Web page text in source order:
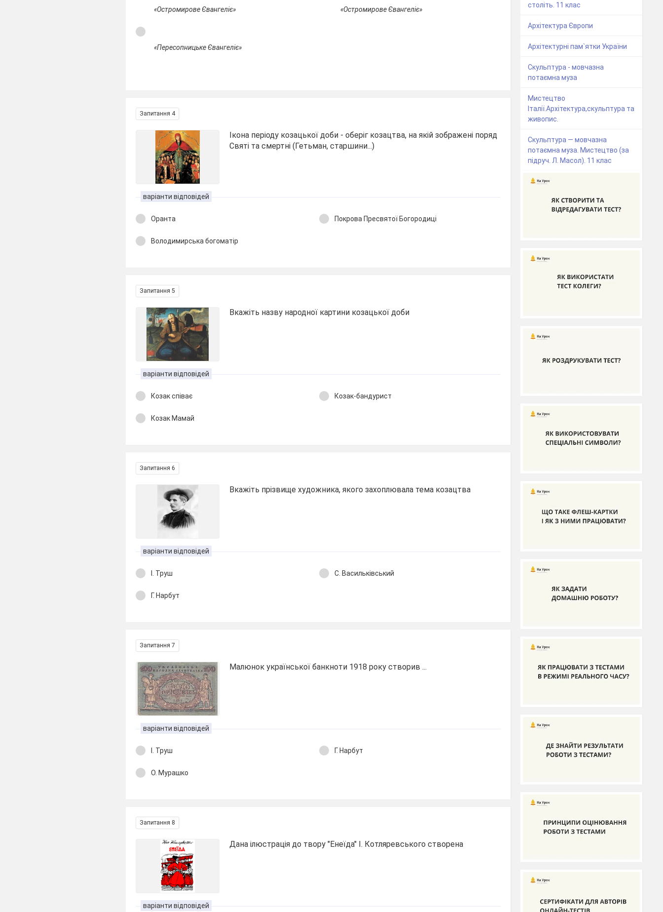
«Остромирове Євангеліє» «Остромирове Євангеліє»
«Пересопницьке Євангеліє»
Запитання 4
Ікона періоду козацької доби - оберіг козацтва, на якій зображені поряд
Святі та смертні (Гетьман, старшини...)
варіанти відповідей
Оранта Покрова Пресвятої Богородиці
Володимирська богоматір
Запитання 5
Вкажіть назву народної картини козацької доби
варіанти відповідей
Козак співає Козак-бандурист
Козак Мамай
Запитання 6
Вкажіть прізвище художника, якого захоплювала тема козацтва
варіанти відповідей
І. Труш С. Васильківський
Г. Нарбут
Запитання 7
Малюнок української банкноти 1918 року створив ...
варіанти відповідей
І. Труш Г. Нарбут
О. Мурашко
Запитання 8
Дана ілюстрація до твору "Енеїда" І. Котляревського створена
варіанти відповідей
століть. 11 клас
Архітектура Європи
Архітектурні пам`ятки України
Скульптура - мовчазна
потаємна муза
Мистецтво
Італії.Архітектура,скульптура та
живопис.
Скульптура — мовчазна
потаємна муза. Мистецтво (за
підруч. Л. Масол). 11 клас